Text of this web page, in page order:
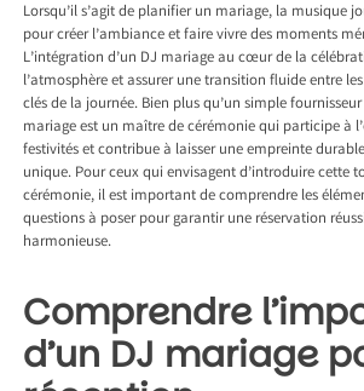
Lorsqu’il s’agit de planifier un mariage, la musique
pour créer l’ambiance et faire vivre des moments
L’intégration d’un DJ mariage au cœur de la
l’atmosphère et assurer une transition fluide entre
clés de la journée. Bien plus qu’un simple
mariage est un maître de cérémonie qui participe à
festivités et contribue à laisser une empreinte
unique. Pour ceux qui envisagent d’introduire cette
cérémonie, il est important de comprendre les
questions à poser pour garantir une réservation
harmonieuse.
Comprendre
d’un DJ mariage